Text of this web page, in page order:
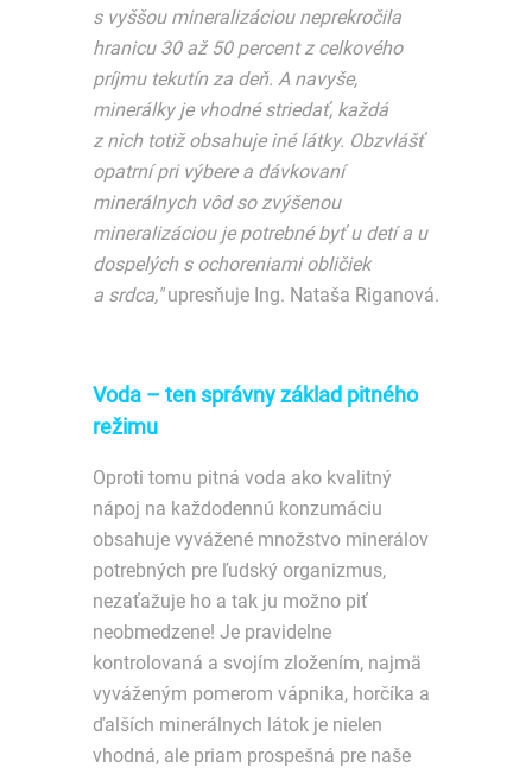
s vyššou mineralizáciou neprekročila
hranicu 30 až 50 percent z celkového
príjmu tekutín za deň. A navyše,
minerálky je vhodné striedať, každá
z nich totiž obsahuje iné látky. Obzvlášť
opatrní pri výbere a dávkovaní
minerálnych vôd so zvýšenou
mineralizáciou je potrebné byť u detí a u
dospelých s ochoreniami obličiek
a srdca,"upresňuje Ing. Nataša Riganová.
Voda – ten správny základ pitného
režimu
Oproti tomu pitná voda ako kvalitný
nápoj na každodennú konzumáciu
obsahuje vyvážené množstvo minerálov
potrebných pre ľudský organizmus,
nezaťažuje ho a tak ju možno piť
neobmedzene! Je pravidelne
kontrolovaná a svojím zložením, najmä
vyváženým pomerom vápnika, horčíka a
ďalších minerálnych látok je nielen
vhodná, ale priam prospešná pre naše